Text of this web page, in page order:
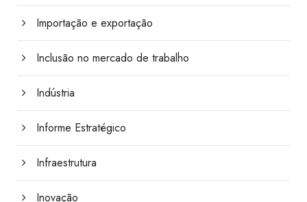
Importação e exportação
Inclusão no mercado de trabalho
Indústria
Informe Estratégico
Infraestrutura
Inovação